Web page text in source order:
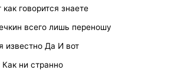
говорится знаете
всего лишь переношу
известно Да И вот
ни странно